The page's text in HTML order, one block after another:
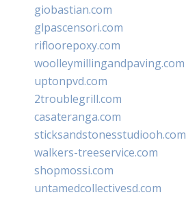
giobastian.com
glpascensori.com
rifloorepoxy.com
woolleymillingandpaving.com
uptonpvd.com
2troublegrill.com
casateranga.com
sticksandstonesstudiooh.com
walkers-treeservice.com
shopmossi.com
untamedcollectivesd.com